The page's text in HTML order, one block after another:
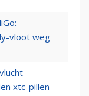
vloot weg
xtc-pillen